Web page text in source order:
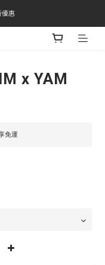
優惠
優惠
件750 三件1000 十件3000
x YAM
免運